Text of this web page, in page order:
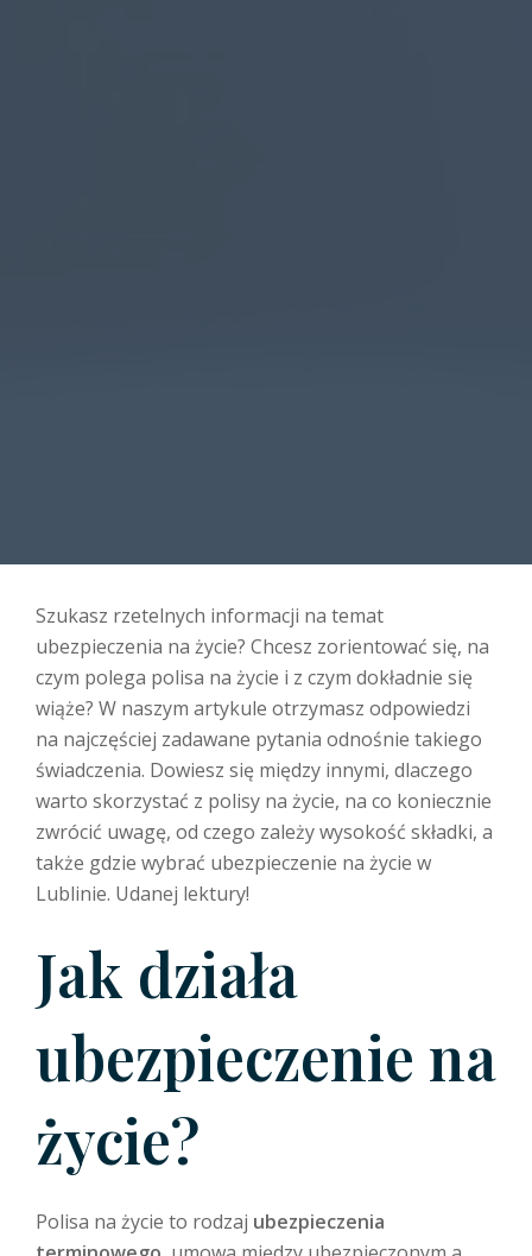
Szukasz rzetelnych informacji na temat
ubezpieczenia na życie? Chcesz zorientować się, na
czym polega polisa na życie i z czym dokładnie się
wiąże? W naszym artykule otrzymasz odpowiedzi
na najczęściej zadawane pytania odnośnie takiego
świadczenia. Dowiesz się między innymi, dlaczego
warto skorzystać z polisy na życie, na co koniecznie
zwrócić uwagę, od czego zależy wysokość składki, a
także gdzie wybrać ubezpieczenie na życie w
Lublinie. Udanej lektury!
Jak działa
ubezpieczenie na
życie?
Polisa na życie to rodzaj ubezpieczenia